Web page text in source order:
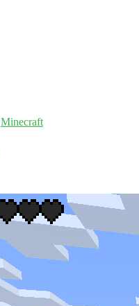
Minecraft